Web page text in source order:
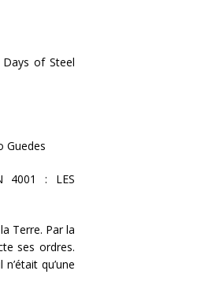
of Steel
Guedes
4001 : LES
Terre. Par la
ses ordres.
qu’une